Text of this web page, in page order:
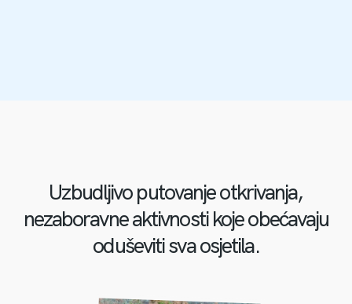
Uzbudljivo putovanje otkrivanja,
nezaboravne aktivnosti koje obećavaju
oduševiti sva osjetila.